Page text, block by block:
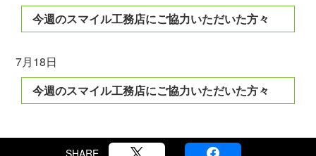
今週のスマイル工務店にご協力いただいた方々
7月18日
今週のスマイル工務店にご協力いただいた方々